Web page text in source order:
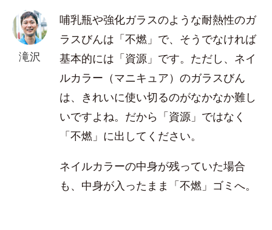
滝沢
哺乳瓶や強化ガラスのような耐熱性のガ
ラスびんは「不燃」で、そうでなければ
基本的には「資源」です。ただし、ネイ
ルカラー（マニキュア）のガラスびん
は、きれいに使い切るのがなかなか難し
いですよね。だから「資源」ではなく
「不燃」に出してください。
ネイルカラーの中身が残っていた場合
も、中身が入ったまま「不燃」ゴミへ。